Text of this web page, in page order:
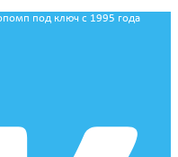
под ключ с 1995 года